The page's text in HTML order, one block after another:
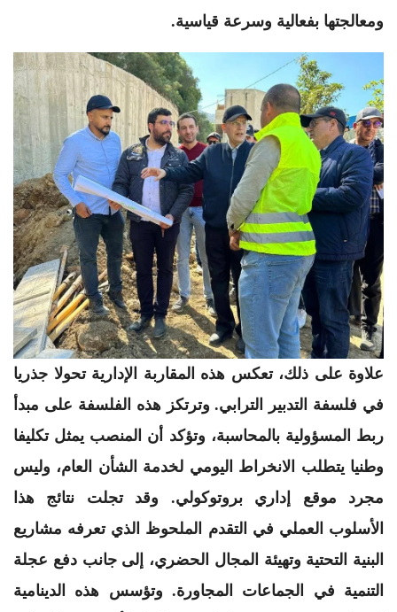
ومعالجتها بفعالية وسرعة قياسية.
​علاوة على ذلك، تعكس هذه المقاربة الإدارية تحولا جذريا
في فلسفة التدبير الترابي. وترتكز هذه الفلسفة على مبدأ
ربط المسؤولية بالمحاسبة، وتؤكد أن المنصب يمثل تكليفا
وطنيا يتطلب الانخراط اليومي لخدمة الشأن العام، وليس
مجرد موقع إداري بروتوكولي. وقد تجلت نتائج هذا
الأسلوب العملي في التقدم الملحوظ الذي تعرفه مشاريع
البنية التحتية وتهيئة المجال الحضري، إلى جانب دفع عجلة
التنمية في الجماعات المجاورة. وتؤسس هذه الدينامية